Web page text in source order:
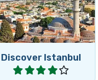
Discover Istanbul
Jugar